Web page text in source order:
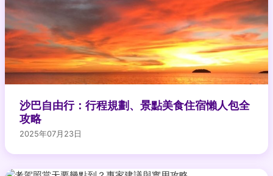
沙巴自由行：行程規劃、景點美食住宿懶人包全
攻略
2025年07月23日